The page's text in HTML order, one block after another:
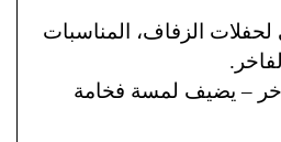
لحفلات الزفاف، المناسبات
– يضيف لمسة فخامة